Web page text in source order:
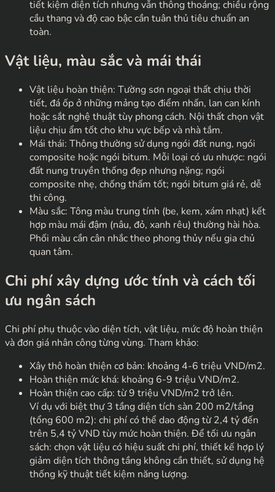
tiết kiệm diện tích nhưng vẫn thông thoáng; chiều rộng
cầu thang và độ cao bậc cần tuân thủ tiêu chuẩn an
toàn.
Vật liệu, màu sắc và mái thái
Vật liệu hoàn thiện: Tường sơn ngoại thất chịu thời
tiết, đá ốp ở những mảng tạo điểm nhấn, lan can kính
hoặc sắt nghệ thuật tùy phong cách. Nội thất chọn vật
liệu chịu ẩm tốt cho khu vực bếp và nhà tắm.
Mái thái: Thông thường sử dụng ngói đất nung, ngói
composite hoặc ngói bitum. Mỗi loại có ưu nhược: ngói
đất nung truyền thống đẹp nhưng nặng; ngói
composite nhẹ, chống thấm tốt; ngói bitum giá rẻ, dễ
thi công.
Màu sắc: Tông màu trung tính (be, kem, xám nhạt) kết
hợp màu mái đậm (nâu, đỏ, xanh rêu) thường hài hòa.
Phối màu cần cân nhắc theo phong thủy nếu gia chủ
quan tâm.
Chi phí xây dựng ước tính và cách tối
ưu ngân sách
Chi phí phụ thuộc vào diện tích, vật liệu, mức độ hoàn thiện
và đơn giá nhân công từng vùng. Tham khảo:
Xây thô hoàn thiện cơ bản: khoảng 4-6 triệu VND/m2.
Hoàn thiện mức khá: khoảng 6-9 triệu VND/m2.
Hoàn thiện cao cấp: từ 9 triệu VND/m2 trở lên.
Ví dụ với biệt thự 3 tầng diện tích sàn 200 m2/tầng
(tổng 600 m2): chi phí có thể dao động từ 2,4 tỷ đến
trên 5,4 tỷ VND tùy mức hoàn thiện. Để tối ưu ngân
sách: chọn vật liệu có hiệu suất chi phí, thiết kế hợp lý
giảm diện tích thông tầng không cần thiết, sử dụng hệ
thống kỹ thuật tiết kiệm năng lượng.